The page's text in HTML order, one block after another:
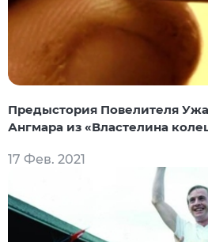
Предыстория Повелителя
Ангмара из «Властелина
17 Фев. 2021